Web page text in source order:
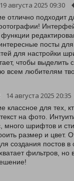
19 августа 2025 09:30
отлично подходит
посты для
для настройки
чтобы выделить
всем любителям
14 августа 2025 20:35
классное для тех,
на фото.
много шрифтов и
размер и цвет.
создания постов в
фильтров,